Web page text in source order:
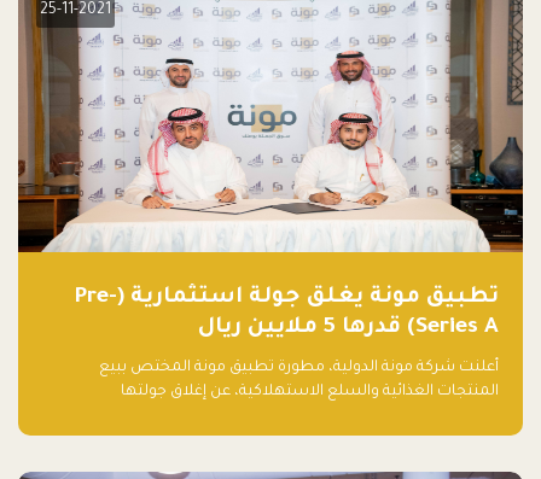
25-11-2021
تطبيق مونة يغلق جولة استثمارية (Pre-
Series A) قدرها 5 ملايين ريال
أعلنت شركة مونة الدولية، مطورة تطبيق مونة المختص ببيع
المنتجات الغذائية والسلع الاستهلاكية، عن إغلاق جولتها
دولار أمريكي)، بقيادة شركتي دعم المنشآت المحدودة وتسارع القابضة